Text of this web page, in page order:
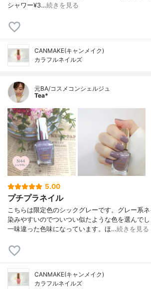
シャワー¥3…続きを見る
CANMAKE(キャンメイク)
カラフルネイルズ
元BA/コスメコンシェルジュ
Tea*
5.00
プチプラネイル
こちらは限定色のシックグレーです。グレー系
染みやすいのでついつい似たような色を選んで
一味違った色味になっています。ほ…続きを見る
CANMAKE(キャンメイク)
カラフルネイルズ